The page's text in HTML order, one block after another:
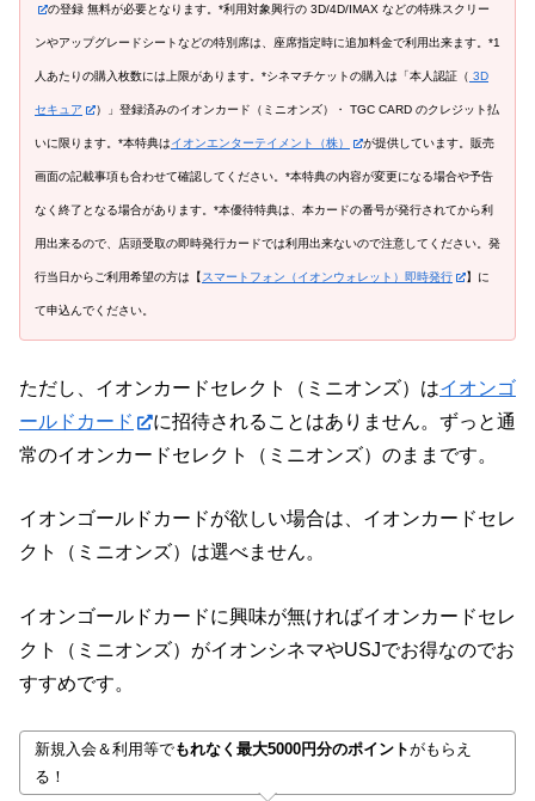
の登録 無料が必要となります。*利用対象興行の 3D/4D/IMAX などの特殊スクリー
ンやアップグレードシートなどの特別席は、座席指定時に追加料金で利用出来ます。*1
人あたりの購入枚数には上限があります。*シネマチケットの購入は「本人認証（ 3D
セキュア ）」登録済みのイオンカード（ミニオンズ）・ TGC CARD のクレジット払
いに限ります。*本特典はイオンエンターテイメント（株） が提供しています。販売
画面の記載事項も合わせて確認してください。*本特典の内容が変更になる場合や予告
なく終了となる場合があります。*本優待特典は、本カードの番号が発行されてから利
用出来るので、店頭受取の即時発行カードでは利用出来ないので注意してください。発
行当日からご利用希望の方は【スマートフォン（イオンウォレット）即時発行 】に
て申込んでください。
ただし、イオンカードセレクト（ミニオンズ）はイオンゴ
ールドカード
に招待されることはありません。ずっと通
常のイオンカードセレクト（ミニオンズ）のままです。
イオンゴールドカードが欲しい場合は、イオンカードセレ
クト（ミニオンズ）は選べません。
イオンゴールドカードに興味が無ければイオンカードセレ
クト（ミニオンズ）がイオンシネマやUSJでお得なのでお
すすめです。
新規入会＆利用等でもれなく最大5000円分のポイントがもらえ
る！